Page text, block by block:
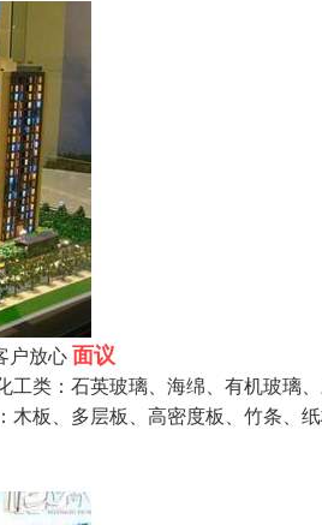
户放心面议
类：石英玻璃、海绵、有机玻璃
板、多层板、高密度板、竹条、